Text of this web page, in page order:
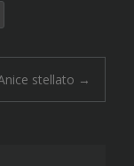
stellato →